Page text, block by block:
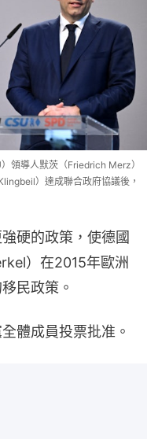
領導人默茨（Friedrich Merz）
）達成聯合政府協議後，
硬的政策，使德國
）在2015年歐洲
民政策。
體成員投票批准。